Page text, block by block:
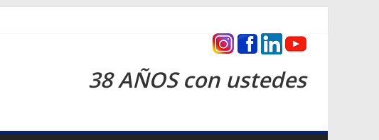
Públicas 2026
38 AÑOS con ustedes